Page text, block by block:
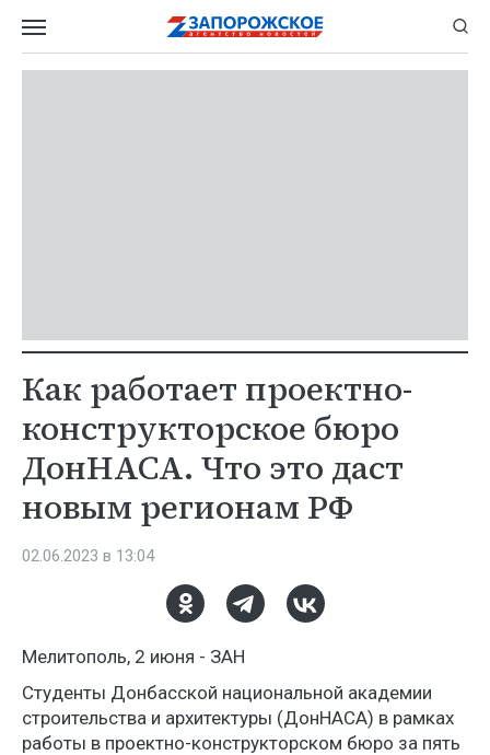
Как работает проектно-
конструкторское бюро
ДонНАСА. Что это даст
новым регионам РФ
02.06.2023 в 13:04
Мелитополь, 2 июня - ЗАН
Студенты Донбасской национальной академии
строительства и архитектуры (ДонНАСА) в рамках
работы в проектно-конструкторском бюро за пять